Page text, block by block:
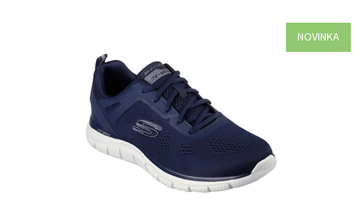
NOVINKA
Kategorie: Dospělá obuv Barva: Modrá Materiál: Textilní Pro koho:
Skladem 2 ks
5913/39